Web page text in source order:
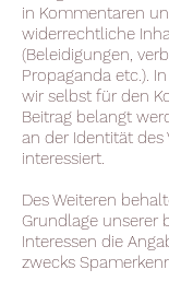
in Kommentaren
widerrechtliche
(Beleidigungen,
Propaganda etc.).
wir selbst für den
Beitrag belangt
an der Identität des
interessiert.
Des Weiteren
Grundlage unserer
Interessen die
zwecks